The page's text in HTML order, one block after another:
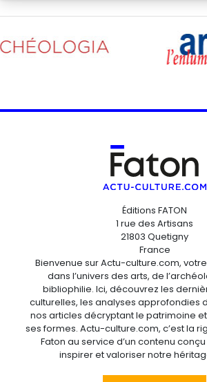
Éditions FATON
1 rue des Artisans
21803 Quetigny
France
Bienvenue sur Actu-culture.com,
dans l’univers des arts, de
bibliophilie. Ici, découvrez les
culturelles, les analyses approfondies
nos articles décryptant le patrimoine et
ses formes. Actu-culture.com, c’est la
Faton au service d’un contenu
inspirer et valoriser notre